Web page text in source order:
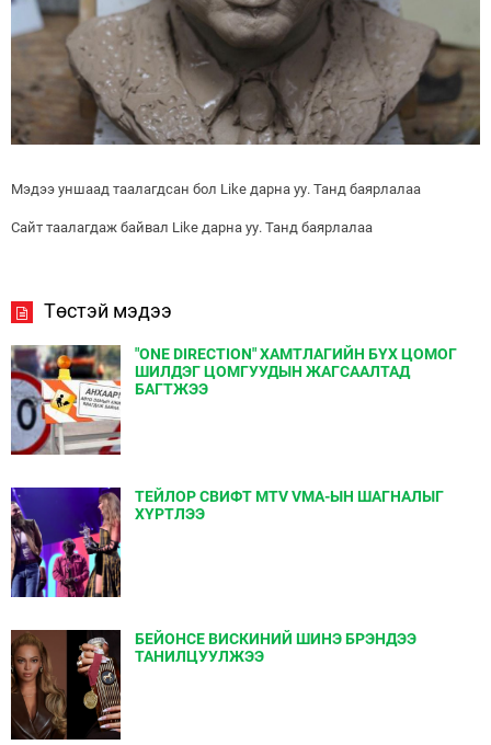
Мэдээ уншаад таалагдсан бол Like дарна уу. Танд баярлалаа
Сайт таалагдаж байвал Like дарна уу. Танд баярлалаа
Төстэй мэдээ
"ONE DIRECTION" ХАМТЛАГИЙН БҮХ ЦОМОГ
ШИЛДЭГ ЦОМГУУДЫН ЖАГСААЛТАД
БАГТЖЭЭ
ТЕЙЛОР СВИФТ MTV VMA-ЫН ШАГНАЛЫГ
ХҮРТЛЭЭ
БЕЙОНСЕ ВИСКИНИЙ ШИНЭ БРЭНДЭЭ
ТАНИЛЦУУЛЖЭЭ